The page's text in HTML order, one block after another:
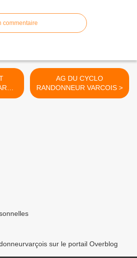
commentaire
AG DU CYCLO
RANDONNEUR VARCOIS >
sur le portail Overblog